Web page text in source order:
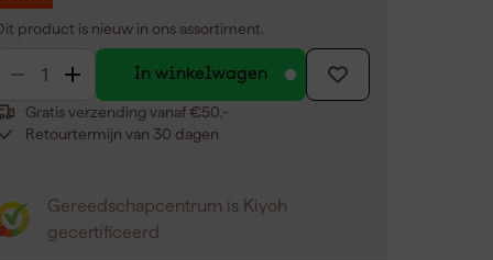
product is nieuw in ons assortiment.
In winkelwagen
Gratis verzending vanaf €50,-
Retourtermijn van 30 dagen
Gereedschapcentrum is Kiyoh
gecertificeerd